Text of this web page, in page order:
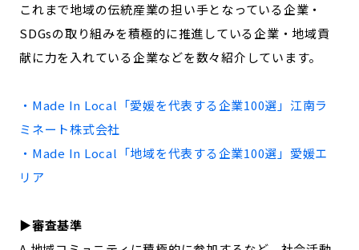
「人」から探す
記事ライター アンバサダー
お問い合わせ 会社概要
これまで地域の伝統産業の担い手となっている企業・
SDGsの取り組みを積極的に推進している企業・地域貢
献に力を入れている企業などを数々紹介しています。
・Made In Local「愛媛を代表する企業100選」 江南ラ
ミネート株式会社
・Made In Local「地域を代表する企業100選」 愛媛エ
リア
▶︎審査基準